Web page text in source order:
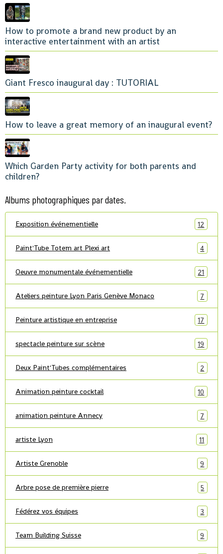
How to promote a brand new product by an
interactive entertainment with an artist
Giant Fresco inaugural day : TUTORIAL
How to leave a great memory of an inaugural event?
Which Garden Party activity for both parents and
children?
Albums photographiques par dates.
Exposition événementielle 12
Paint'Tube Totem art Plexi art 4
Oeuvre monumentale événementielle 21
Ateliers peinture Lyon Paris Genève Monaco 7
Peinture artistique en entreprise 17
spectacle peinture sur scène 19
Deux Paint'Tubes complémentaires 2
Animation peinture cocktail 10
animation peinture Annecy 7
artiste Lyon 11
Artiste Grenoble 9
Arbre pose de première pierre 5
Fédérez vos équipes 3
Team Building Suisse 9